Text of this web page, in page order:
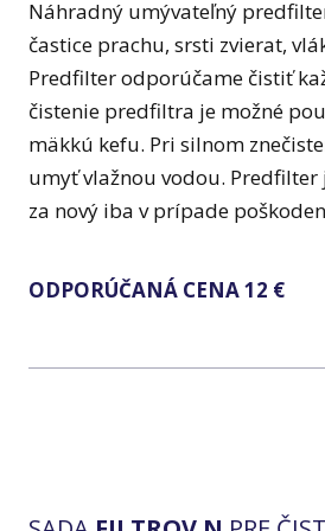
Náhradný umývateľný
častice prachu, srsti zvierat,
Predfilter odporúčame čistiť
čistenie predfiltra je možné
mäkkú kefu. Pri silnom
umyť vlažnou vodou. Predfilter
za nový iba v prípade
ODPORÚČANÁ CENA 12 €